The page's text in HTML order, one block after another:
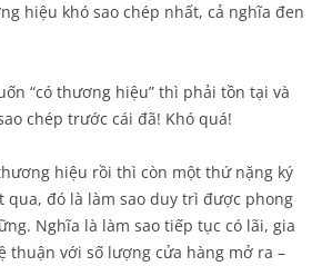
hiệu khó sao chép nhất, cả nghĩa đen
“có thương hiệu” thì phải tồn tại và
chép trước cái đã! Khó quá!
hiệu rồi thì còn một thứ nặng ký
qua, đó là làm sao duy trì được phong
Nghĩa là làm sao tiếp tục có lãi, gia
thuận với số lượng cửa hàng mở ra –